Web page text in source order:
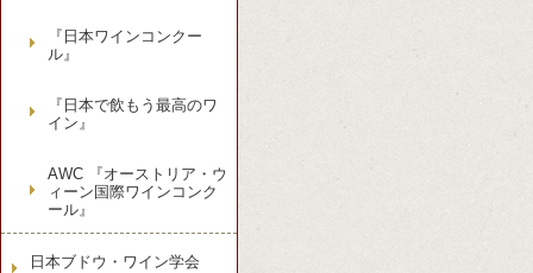
『日本ワインコンクー
ル』
『日本で飲もう最高のワ
イン』
AWC 『オーストリア・ウ
ィーン国際ワインコンク
ール』
日本ブドウ・ワイン学会